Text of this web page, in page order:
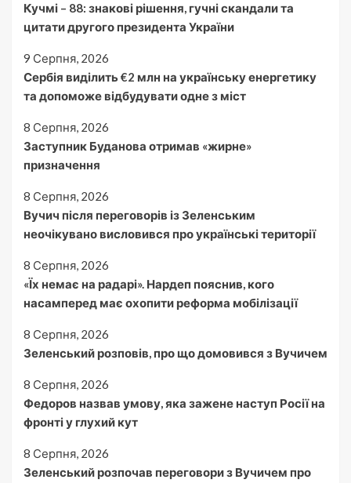
Кучмі – 88: знакові рішення, гучні скандали та
цитати другого президента України
9 Серпня, 2026
Сербія виділить €2 млн на українську енергетику
та допоможе відбудувати одне з міст
8 Серпня, 2026
Заступник Буданова отримав «жирне»
призначення
8 Серпня, 2026
Вучич після переговорів із Зеленським
неочікувано висловився про українські території
8 Серпня, 2026
«Їх немає на радарі». Нардеп пояснив, кого
насамперед має охопити реформа мобілізації
8 Серпня, 2026
Зеленський розповів, про що домовився з Вучичем
8 Серпня, 2026
Федоров назвав умову, яка зажене наступ Росії на
фронті у глухий кут
8 Серпня, 2026
Зеленський розпочав переговори з Вучичем про